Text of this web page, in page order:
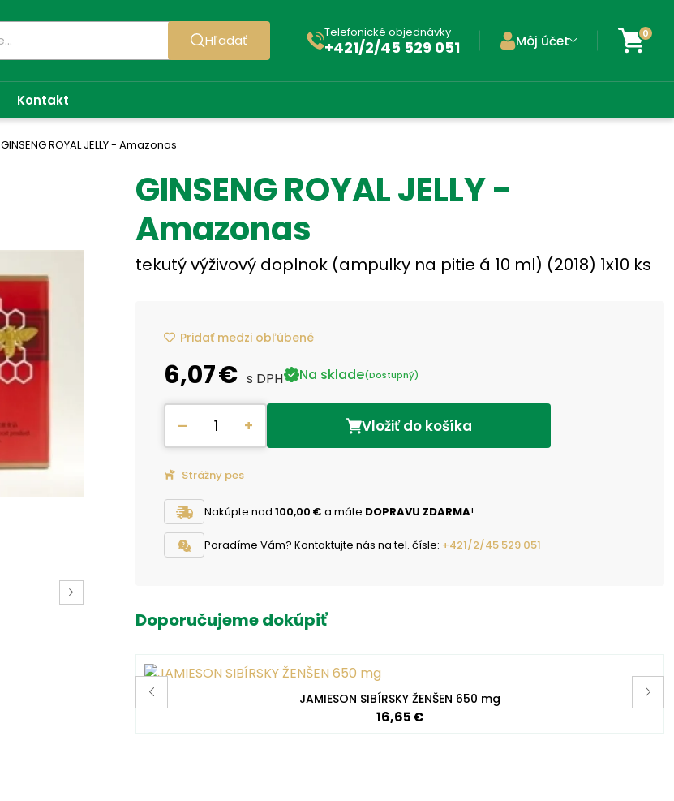
Hľadať Telefonické objednávky
+421/2/45 529 051 Môj účet 0
Kontakt
GINSENG ROYAL JELLY - Amazonas
GINSENG ROYAL JELLY -
Amazonas
tekutý výživový doplnok (ampulky na pitie á 10 ml) (2018) 1x10 ks
Pridať medzi obľúbené
6,07 € s DPH Na sklade(Dostupný)
– + Vložiť do košíka
Strážny pes
Nakúpte nad 100,00 € a máte DOPRAVU ZDARMA!
Poradíme Vám? Kontaktujte nás na tel. čísle: +421/2/45 529 051
Doporučujeme dokúpiť
JAMIESON SIBÍRSKY ŽENŠEN 650 mg
16,65 €